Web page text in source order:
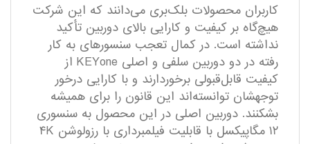
کاربران محصولات بلک‌بری می‌دانند که این شرکت
هیچ‌گاه بر کیفیت و کارایی بالای دوربین تأکید
نداشته است. در کمال تعجب سنسورهای به کار
رفته در دو دوربین سلفی و اصلی KEYone از
کیفیت قابل‌قبولی برخوردارند و با کارایی درخور
توجهشان توانسته‌اند این قانون را برای همیشه
بشکنند. دوربین اصلی در این محصول به سنسوری
۱۲ مگاپیکسل با قابلیت فیلمبرداری با رزولوشن ۴K